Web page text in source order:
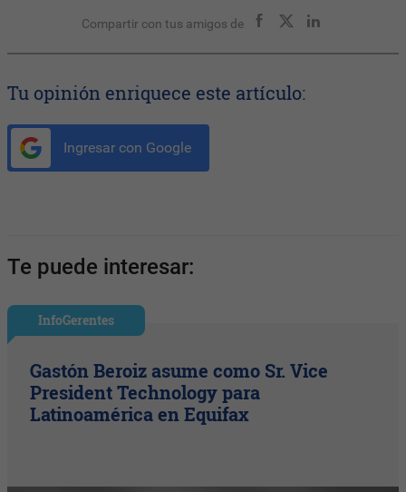
Compartir con tus amigos de
Tu opinión enriquece este artículo:
Ingresar con Google
Te puede interesar:
InfoGerentes
Gastón Beroiz asume como Sr. Vice
President Technology para
Latinoamérica en Equifax